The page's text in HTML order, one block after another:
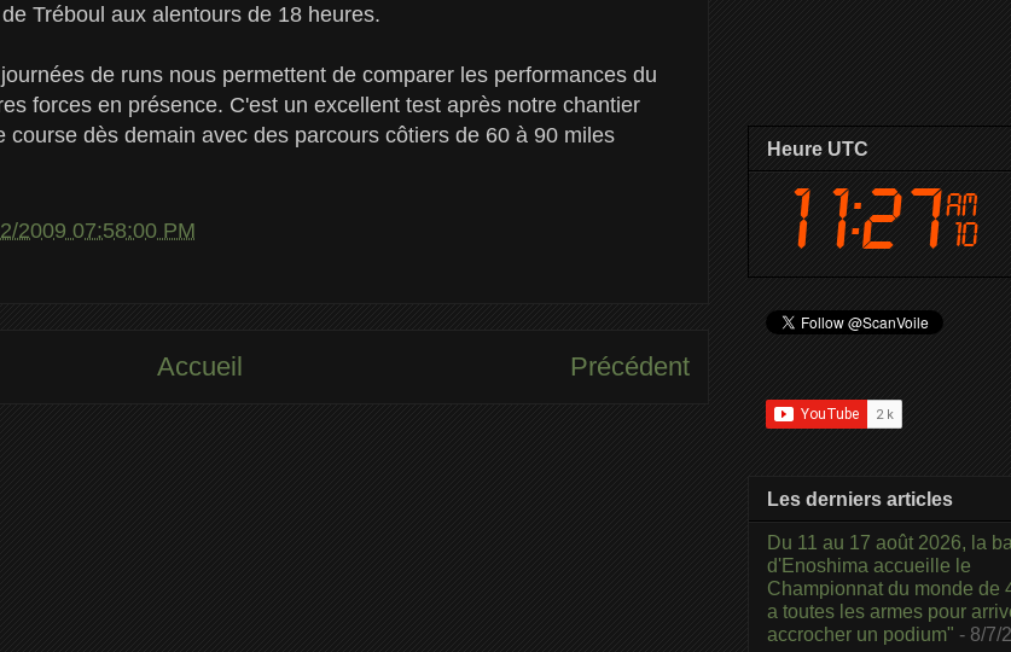
Tréboul aux alentours de 18 heures.
de runs nous permettent de comparer les performances du
forces en présence. C'est un excellent test après notre chantier
course dès demain avec des parcours côtiers de 60 à 90 miles
2009 07:58:00 PM
Précédent
Accueil
Heure UTC
Les derniers articles
Du 11 au 17 août 2026, la
d'Enoshima accueille le
Championnat du monde de
a toutes les armes pour
accrocher un podium" - 8/7/